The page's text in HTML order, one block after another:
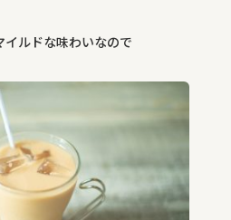
ルドな味わいなので